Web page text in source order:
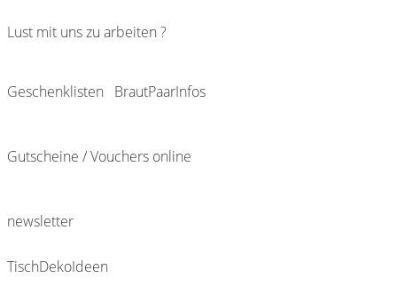
Lust mit uns zu arbeiten ?
Geschenklisten BrautPaarInfos
Gutscheine / Vouchers online
newsletter
TischDekoIdeen